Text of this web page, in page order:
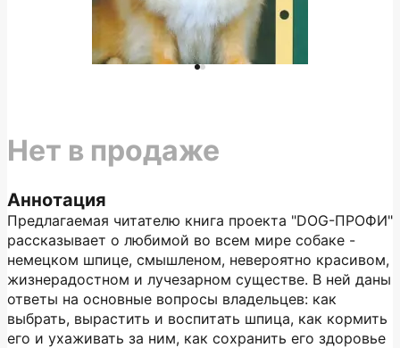
Аннотация
Предлагаемая читателю книга проекта "DOG-ПРОФИ"
рассказывает о любимой во всем мире собаке -
немецком шпице, смышленом, невероятно красивом,
жизнерадостном и лучезарном существе. В ней даны
ответы на основные вопросы владельцев: как
выбрать, вырастить и воспитать шпица, как кормить
его и ухаживать за ним, как сохранить его здоровье
Нет в продаже